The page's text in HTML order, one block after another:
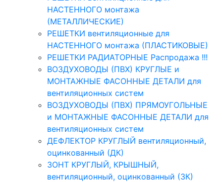
НАСТЕННОГО монтажа
(МЕТАЛЛИЧЕСКИЕ)
РЕШЕТКИ вентиляционные для
НАСТЕННОГО монтажа (ПЛАСТИКОВЫЕ)
РЕШЕТКИ РАДИАТОРНЫЕ Распродажа !!!
ВОЗДУХОВОДЫ (ПВХ) КРУГЛЫЕ и
МОНТАЖНЫЕ ФАСОННЫЕ ДЕТАЛИ для
вентиляционных систем
ВОЗДУХОВОДЫ (ПВХ) ПРЯМОУГОЛЬНЫЕ
и МОНТАЖНЫЕ ФАСОННЫЕ ДЕТАЛИ для
вентиляционных систем
ДЕФЛЕКТОР КРУГЛЫЙ вентиляционный,
оцинкованный (ДК)
ЗОНТ КРУГЛЫЙ, КРЫШНЫЙ,
вентиляционный, оцинкованный (ЗК)